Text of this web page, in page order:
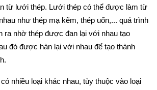
từ lưới thép. Lưới thép có thể được làm từ
như thép mạ kẽm, thép uốn,... quá trình
ra nhờ thép được đan lại với nhau tạo
đó được hàn lại với nhau để tạo thành
nhiều loại khác nhau, tùy thuộc vào loại